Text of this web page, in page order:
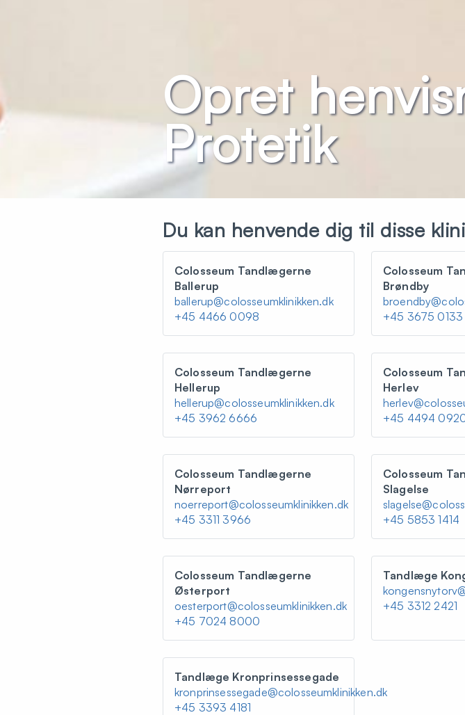
Opret
Protetik
Du kan henvende dig til disse
Colosseum Tandlægerne
Ballerup
ballerup@colosseumklinikken.dk
+45 4466 0098
Colosseum
Brøndby
+45 3675 0133
Colosseum Tandlægerne
Hellerup
hellerup@colosseumklinikken.dk
+45 3962 6666
Colosseum
Herlev
+45 4494
Colosseum Tandlægerne
Nørreport
noerreport@colosseumklinikken.dk
+45 3311 3966
Colosseum
Slagelse
+45 5853 1414
Colosseum Tandlægerne
Østerport
oesterport@colosseumklinikken.dk
+45 7024 8000
Tandlæge
+45 3312 2421
Tandlæge Kronprinsessegade
kronprinsessegade@colosseumklinikken.dk
+45 3393 4181